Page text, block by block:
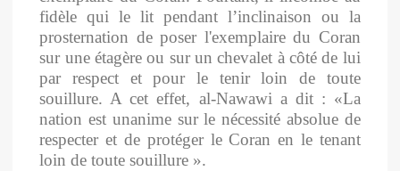
fidèle qui le lit pendant l’inclinaison ou la
prosternation de poser l'exemplaire du Coran
sur une étagère ou sur un chevalet à côté de lui
par respect et pour le tenir loin de toute
souillure. A cet effet, al-Nawawi a dit : «La
nation est unanime sur le nécessité absolue de
respecter et de protéger le Coran en le tenant
loin de toute souillure ».